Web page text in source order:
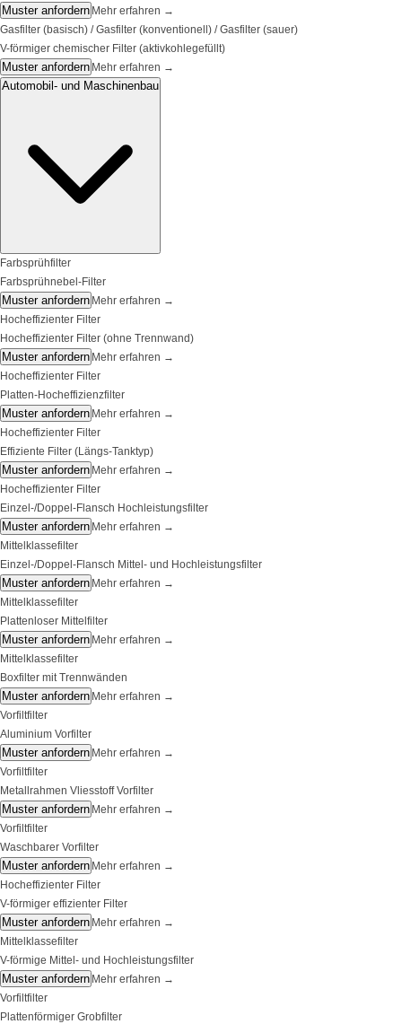
Muster anfordern Mehr erfahren →
Gasfilter (basisch) / Gasfilter (konventionell) / Gasfilter (sauer)
V-förmiger chemischer Filter (aktivkohlegefüllt)
Muster anfordern Mehr erfahren →
Automobil- und Maschinenbau
Farbsprühfilter
Farbsprühnebel-Filter
Muster anfordern Mehr erfahren →
Hocheffizienter Filter
Hocheffizienter Filter (ohne Trennwand)
Muster anfordern Mehr erfahren →
Hocheffizienter Filter
Platten-Hocheffizienzfilter
Muster anfordern Mehr erfahren →
Hocheffizienter Filter
Effiziente Filter (Längs-Tanktyp)
Muster anfordern Mehr erfahren →
Hocheffizienter Filter
Einzel-/Doppel-Flansch Hochleistungsfilter
Muster anfordern Mehr erfahren →
Mittelklassefilter
Einzel-/Doppel-Flansch Mittel- und Hochleistungsfilter
Muster anfordern Mehr erfahren →
Mittelklassefilter
Plattenloser Mittelfilter
Muster anfordern Mehr erfahren →
Mittelklassefilter
Boxfilter mit Trennwänden
Muster anfordern Mehr erfahren →
Vorfiltfilter
Aluminium Vorfilter
Muster anfordern Mehr erfahren →
Vorfiltfilter
Metallrahmen Vliesstoff Vorfilter
Muster anfordern Mehr erfahren →
Vorfiltfilter
Waschbarer Vorfilter
Muster anfordern Mehr erfahren →
Hocheffizienter Filter
V-förmiger effizienter Filter
Muster anfordern Mehr erfahren →
Mittelklassefilter
V-förmige Mittel- und Hochleistungsfilter
Muster anfordern Mehr erfahren →
Vorfiltfilter
Plattenförmiger Grobfilter